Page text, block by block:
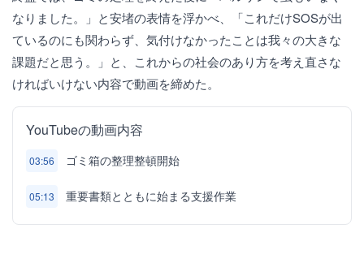
なりました。」と安堵の表情を浮かべ、「これだけSOSが出
ているのにも関わらず、気付けなかったことは我々の大きな
課題だと思う。」と、これからの社会のあり方を考え直さな
ければいけない内容で動画を締めた。
YouTubeの動画内容
03:56 ゴミ箱の整理整頓開始
05:13 重要書類とともに始まる支援作業